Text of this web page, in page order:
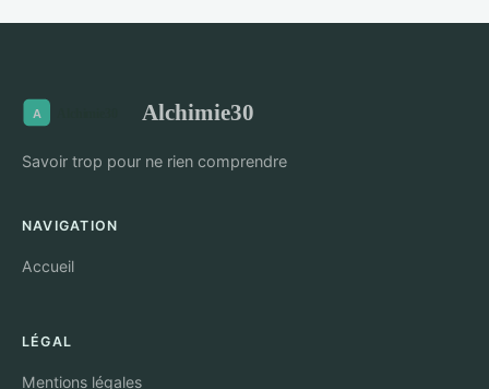
Alchimie30
Savoir trop pour ne rien comprendre
NAVIGATION
Accueil
LÉGAL
Mentions légales